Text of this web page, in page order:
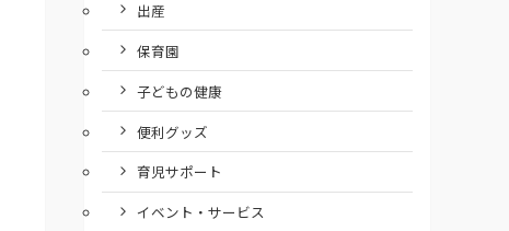
出産
保育園
子どもの健康
便利グッズ
育児サポート
イベント・サービス